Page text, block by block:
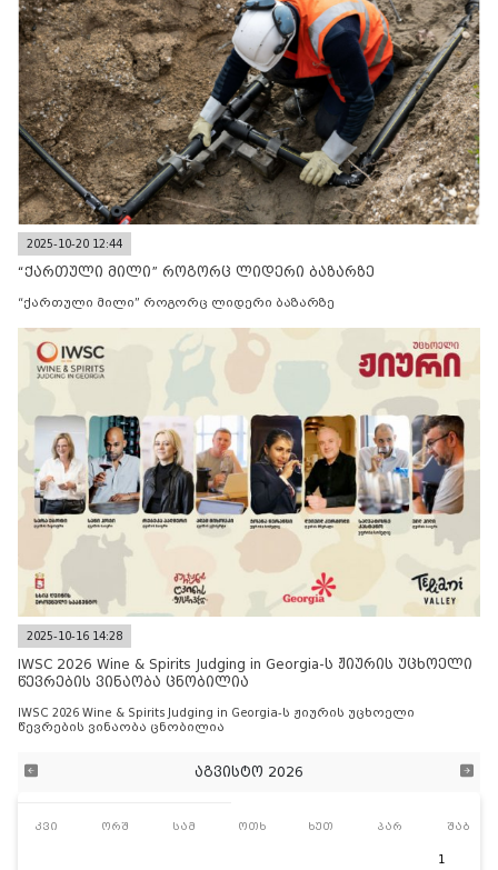
2025-10-20 12:44
“ქართული მილი” როგორც ლიდერი ბაზარზე
“ქართული მილი” როგორც ლიდერი ბაზარზე
2025-10-16 14:28
IWSC 2026 Wine & Spirits Judging in Georgia-ს ჟიურის უცხოელი
წევრების ვინაობა ცნობილია
IWSC 2026 Wine & Spirits Judging in Georgia-ს ჟიურის უცხოელი
წევრების ვინაობა ცნობილია
აგვისტო 2026
კვი ორშ სამ ოთხ ხუთ პარ შაბ
1